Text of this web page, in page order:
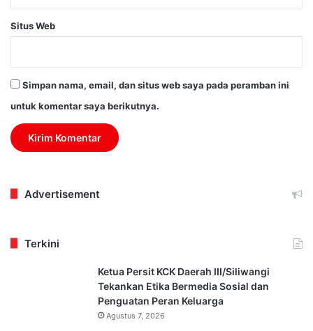
Situs Web
Simpan nama, email, dan situs web saya pada peramban ini
untuk komentar saya berikutnya.
Advertisement
Terkini
Ketua Persit KCK Daerah III/Siliwangi
Tekankan Etika Bermedia Sosial dan
Penguatan Peran Keluarga
Agustus 7, 2026